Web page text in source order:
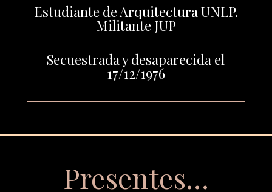
Estudiante de Arquitectura UNLP.
Militante JUP
Secuestrada y desaparecida el
17/12/1976
Presentes…